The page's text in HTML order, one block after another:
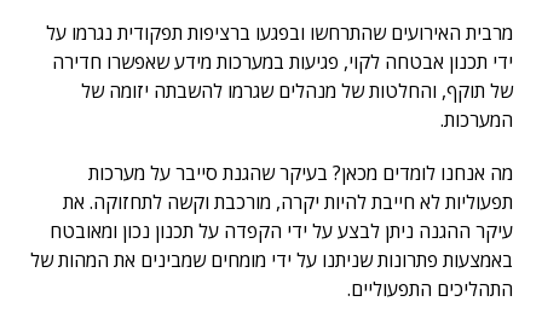
מרבית האירועים שהתרחשו ובפגעו ברציפות תפקודית נגרמו על
ידי תכנון אבטחה לקוי, פגיעות במערכות מידע שאפשרו חדירה
של תוקף, והחלטות של מנהלים שגרמו להשבתה יזומה של
המערכות.
מה אנחנו לומדים מכאן? בעיקר שהגנת סייבר על מערכות
תפעוליות לא חייבת להיות יקרה, מורכבת וקשה לתחזוקה. את
עיקר ההגנה ניתן לבצע על ידי הקפדה על תכנון נכון ומאובטח
באמצעות פתרונות שניתנו על ידי מומחים שמבינים את המהות של
התהליכים התפעוליים.